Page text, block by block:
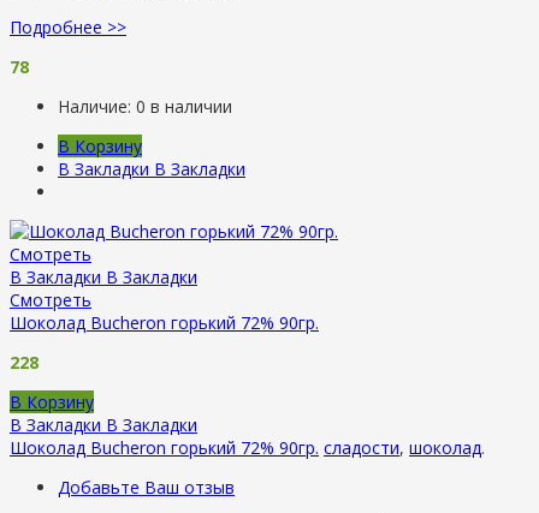
Подробнее >>
78
Наличие: 0 в наличии
В Корзину
В Закладки В Закладки
Смотреть
В Закладки В Закладки
Смотреть
Шоколад Bucheron горький 72% 90гр.
228
В Корзину
В Закладки В Закладки
Шоколад Bucheron горький 72% 90гр. сладости, шоколад.
Добавьте Ваш отзыв